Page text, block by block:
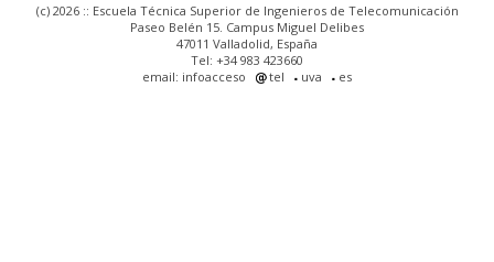
(c) 2026 :: Escuela Técnica Superior de Ingenieros de Telecomunicación
Paseo Belén 15. Campus Miguel Delibes
47011 Valladolid, España
Tel: +34 983 423660
email: infoacceso
tel uva es